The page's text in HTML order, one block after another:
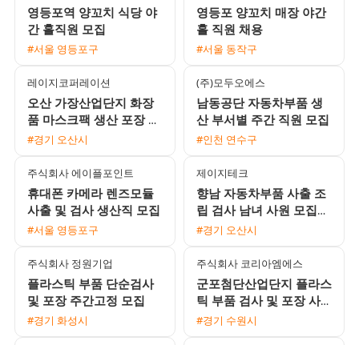
영등포역 양꼬치 식당 야
간 홀직원 모집
#서울 영등포구
영등포 양꼬치 매장 야간
홀 직원 채용
#서울 동작구
레이지코퍼레이션
오산 가장산업단지 화장
품 마스크팩 생산 포장 주
간 직원 채용
#경기 오산시
(주)모두오에스
남동공단 자동차부품 생
산 부서별 주간 직원 모집
#인천 연수구
주식회사 에이플포인트
휴대폰 카메라 렌즈모듈
사출 및 검사 생산직 모집
#서울 영등포구
제이지테크
향남 자동차부품 사출 조
립 검사 남녀 사원 모집
월 450만원 이상 가능 쾌
#경기 오산시
주식회사 정원기업
플라스틱 부품 단순검사
및 포장 주간고정 모집
#경기 화성시
주식회사 코리아엠에스
군포첨단산업단지 플라스
틱 부품 검사 및 포장 사
원 모집 주급 정산 가능
#경기 수원시